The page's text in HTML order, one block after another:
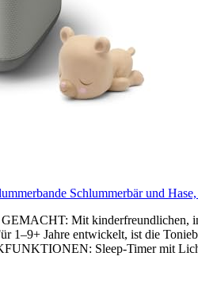
Schlummerbär und
Mit kinderfreundlichen,
Jahre entwickelt, ist die
Sleep-Timer mit